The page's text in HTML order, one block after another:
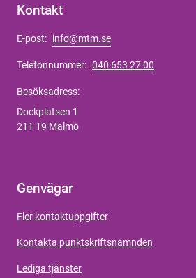
Kontakt
E-post: info@mtm.se
Telefonnummer: 040 653 27 00
Besöksadress:
Dockplatsen 1
211 19 Malmö
Genvägar
Fler kontaktuppgifter
Kontakta punktskriftsnämnden
Lediga tjänster